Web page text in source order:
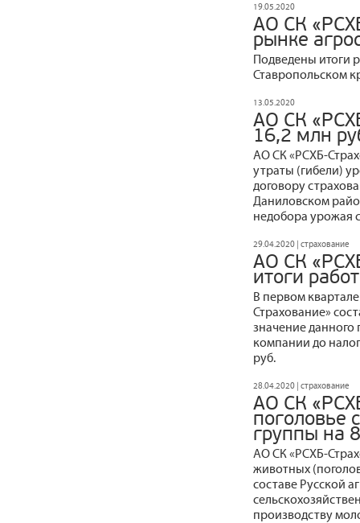
19.05.2020
АО СК
рынке
Подведены итоги
Ставропольском
13.05.2020
АО СК
16,2 млн
АО СК «РСХБ-
утраты (гибели)
договору
Даниловском
недобора урожая
29.04.2020 | страхование
АО СК
итоги
В первом
Страхование»
значение данного
компании до
руб.
28.04.2020 | страхование
АО СК
поголовье
группы на
АО СК «РСХБ-
животных
составе Русской
производству